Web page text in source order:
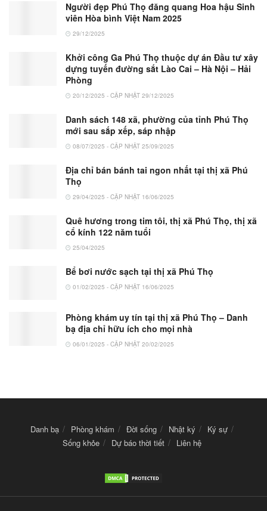
Người đẹp Phú Thọ đăng quang Hoa hậu Sinh
viên Hòa bình Việt Nam 2025
29/12/2025
Khởi công Ga Phú Thọ thuộc dự án Đầu tư xây
dựng tuyến đường sắt Lào Cai – Hà Nội – Hải
Phòng
20/12/2025 - CẬP NHẬT 29/12/2025
Danh sách 148 xã, phường của tỉnh Phú Thọ
mới sau sắp xếp, sáp nhập
08/07/2025 - CẬP NHẬT 25/09/2025
Địa chỉ bán bánh tai ngon nhất tại thị xã Phú
Thọ
29/04/2025 - CẬP NHẬT 16/06/2025
Quê hương trong tim tôi, thị xã Phú Thọ, thị xã
cổ kính 122 năm tuổi
25/04/2025
Bể bơi nước sạch tại thị xã Phú Thọ
01/02/2025 - CẬP NHẬT 16/06/2025
Phòng khám uy tín tại thị xã Phú Thọ – Danh
bạ địa chỉ hữu ích cho mọi nhà
06/01/2025 - CẬP NHẬT 20/02/2025
Danh bạ Phòng khám Đời sống Nhật ký
Ký sự
Sống khỏe
Dự báo thời tiết Liên hệ